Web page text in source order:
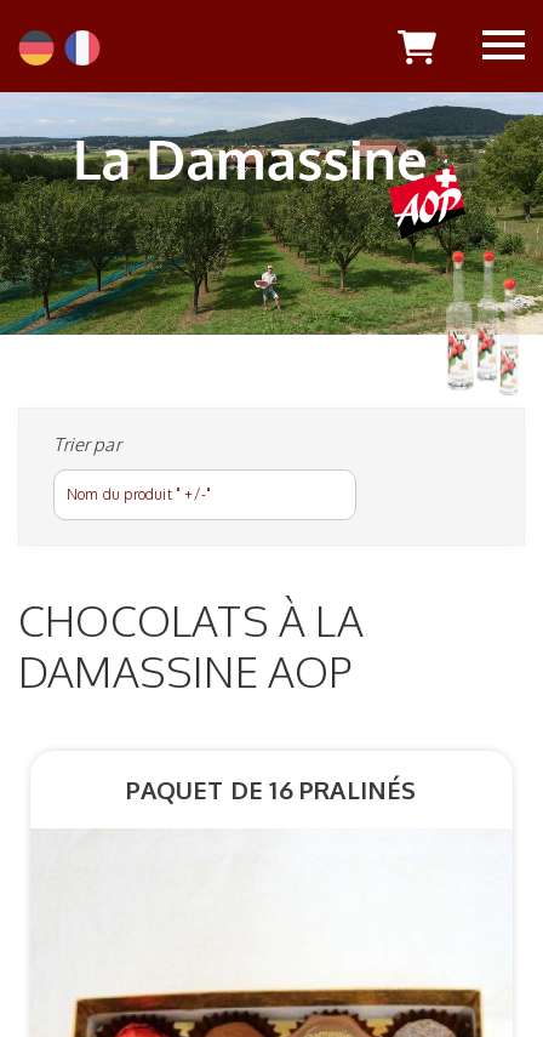
Trier par
Nom du produit " +/-"
CHOCOLATS À LA
DAMASSINE AOP
PAQUET DE 16 PRALINÉS